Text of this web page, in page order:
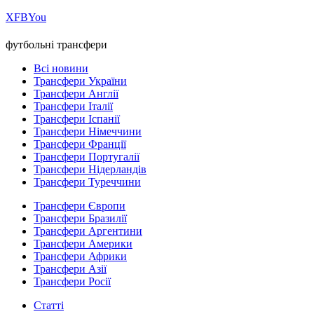
ХFBYou
футбольні трансфери
Всі новини
Трансфери України
Трансфери Англії
Трансфери Італії
Трансфери Іспанії
Трансфери Німеччини
Трансфери Франції
Трансфери Португалії
Трансфери Нідерландів
Трансфери Туреччини
Трансфери Європи
Трансфери Бразилії
Трансфери Аргентини
Трансфери Америки
Трансфери Африки
Трансфери Азії
Трансфери Росії
Статті